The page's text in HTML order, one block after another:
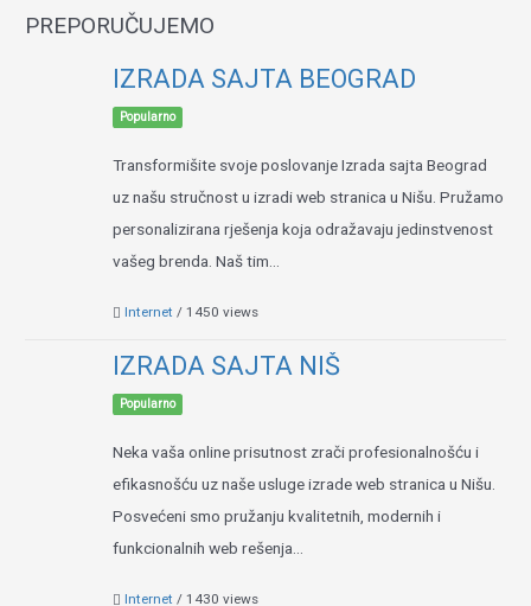
PREPORUČUJEMO
IZRADA SAJTA BEOGRAD
Popularno
Transformišite svoje poslovanje Izrada sajta Beograd
uz našu stručnost u izradi web stranica u Nišu. Pružamo
personalizirana rješenja koja odražavaju jedinstvenost
vašeg brenda. Naš tim...
Internet / 1450 views
IZRADA SAJTA NIŠ
Popularno
Neka vaša online prisutnost zrači profesionalnošću i
efikasnošću uz naše usluge izrade web stranica u Nišu.
Posvećeni smo pružanju kvalitetnih, modernih i
funkcionalnih web rešenja...
Internet / 1430 views